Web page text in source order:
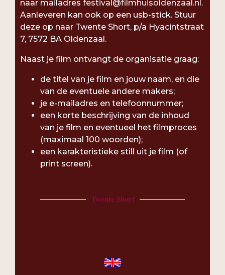
naar mailadres festival@filmhuisoldenzaal.nl.
Aanleveren kan ook op een usb-stick. Stuur
deze op naar Twente Short, p/a Hyacintstraat
7, 7572 BA Oldenzaal.
Naast je film ontvangt de organisatie graag:
de titel van je film en jouw naam, en die
van de eventuele andere makers;
je e-mailadres en telefoonnummer;
een korte beschrijving van de inhoud
van je film en eventueel het filmproces
(maximaal 100 woorden);
een karakteristieke still uit je film (of
print screen).
Twente Short